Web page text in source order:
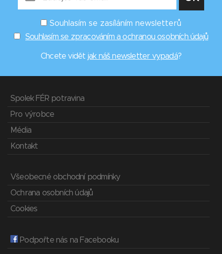
Souhlasím se zasíláním newsletterů
Souhlasím se zpracováním a ochranou osobních údajů
Chcete vidět jak náš newsletter vypadá?
Spolek FÉR potravina
Pro výrobce
Média
Kontakt
Všeobecné obchodní podmínky
Ochrana osobních údajů
Cookies
Podpořte nás na Facebooku